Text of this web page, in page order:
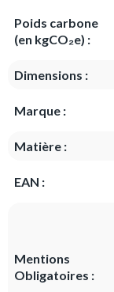
Poids carbone
(en kgCO₂e) :
Dimensions :
Marque :
Matière :
EAN :
Mentions
Obligatoires :